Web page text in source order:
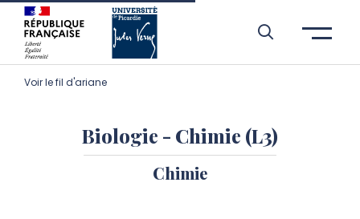
Aller à l’entête de page
Aller au menu principale
Aller au contenu principal
Aller à la recherche
Passer aux cookies
Aller au pied de page
Voir le fil d'ariane
Biologie - Chimie (L3)
Chimie